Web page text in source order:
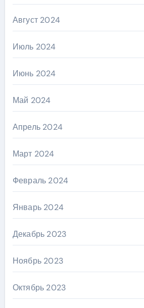
Август 2024
Июль 2024
Июнь 2024
Май 2024
Апрель 2024
Март 2024
Февраль 2024
Январь 2024
Декабрь 2023
Ноябрь 2023
Октябрь 2023